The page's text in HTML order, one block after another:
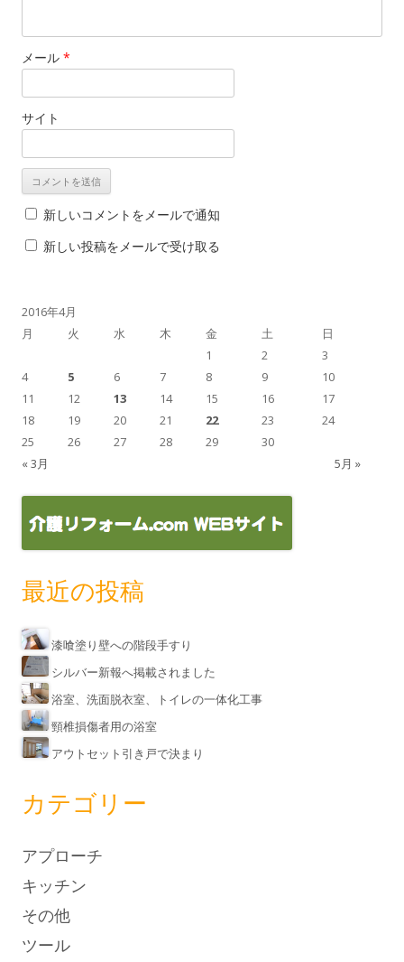
メール *
サイト
新しいコメントをメールで通知
新しい投稿をメールで受け取る
2016年4月
月
火 水 木 金 土 日
« 3月 5月 »
1 2
3
4
5 6 7 8 9
10
11
12 13 14 15 16
17
18
19 20 21 22 23
24
25
26 27 28 29 30
最近の投稿
漆喰塗り壁への階段手すり
シルバー新報へ掲載されました
浴室、洗面脱衣室、トイレの一体化工事
頸椎損傷者用の浴室
アウトセット引き戸で決まり
カテゴリー
アプローチ
キッチン
その他
ツール